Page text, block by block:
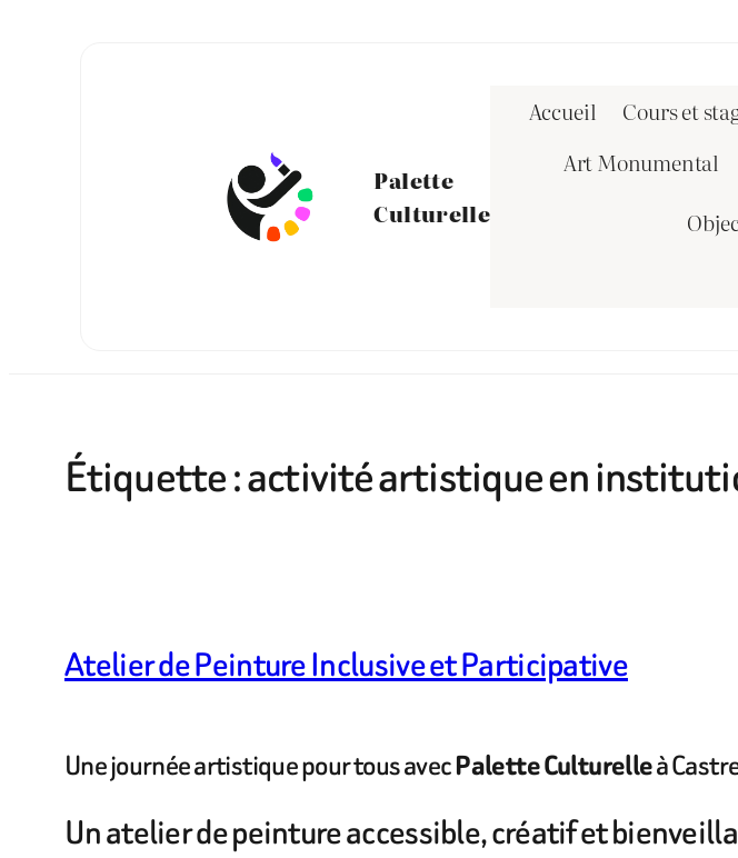
Palette
Culturelle
Accueil Cours et
Art Monumental
Étiquette :activité artistique en
Atelier de Peinture Inclusive et Participative
Une journée artistique pour tous avecPalette Culturelleà
Un atelier de peinture accessible, créatif et